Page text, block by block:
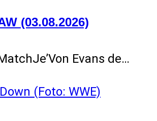
(03.08.2026)
Evans de…